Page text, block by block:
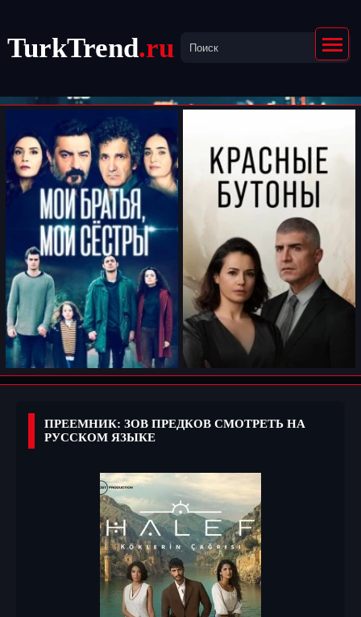
TurkTrend.ru
ПРЕЕМНИК: ЗОВ ПРЕДКОВ СМОТРЕТЬ НА
РУССКОМ ЯЗЫКЕ